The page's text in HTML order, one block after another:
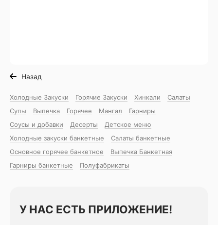
Назад
Холодные Закуски Горячие Закуски Хинкали
Салаты
Супы
Выпечка Горячее Мангал
Гарниры
Соусы и добавки
Десерты
Детское меню
Холодные закуски банкетные
Салаты банкетные
Основное горячее банкетное
Выпечка Банкетная
Гарниры банкетные
Полуфабрикаты
У НАС ЕСТЬ ПРИЛОЖЕНИЕ!